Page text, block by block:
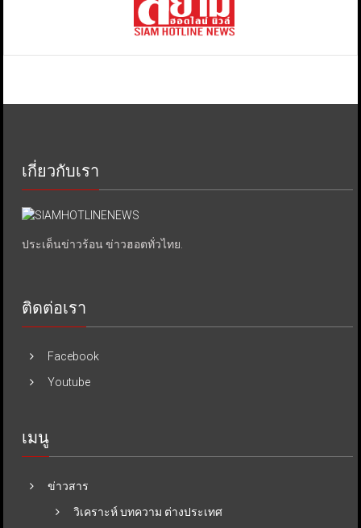
เกี่ยวกับเรา
ประเด็นข่าวร้อน ข่าวฮอตทั่วไทย.
ติดต่อเรา
Facebook
Youtube
เมนู
ข่าวสาร
วิเคราะห์ บทความ ต่างประเทศ